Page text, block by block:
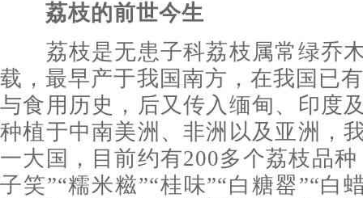
荔枝的前世今生
荔枝是无患子科荔枝属常绿乔
载，最早产于我国南方，在我国已
与食用历史，后又传入缅甸、印度
种植于中南美洲、非洲以及亚洲，
一大国，目前约有200多个荔枝品种
子笑”“糯米糍”“桂味”“白糖罂”“白